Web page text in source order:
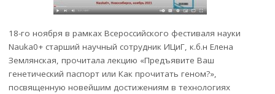
18-го ноября в рамках Всероссийского фестиваля науки
Nauka0+ старший научный сотрудник ИЦиГ, к.б.н Елена
Землянская, прочитала лекцию «Предъявите Ваш
генетический паспорт или Как прочитать геном?»,
посвященную новейшим достижениям в технологиях